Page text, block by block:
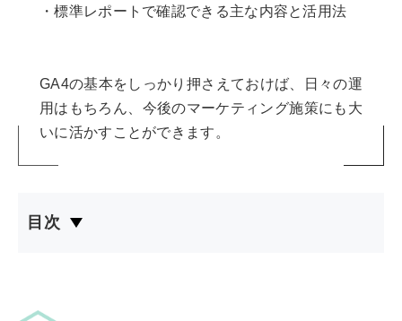
・標準レポートで確認できる主な内容と活用法
GA4の基本をしっかり押さえておけば、日々の運
用はもちろん、今後のマーケティング施策にも大
いに活かすことができます。
目次